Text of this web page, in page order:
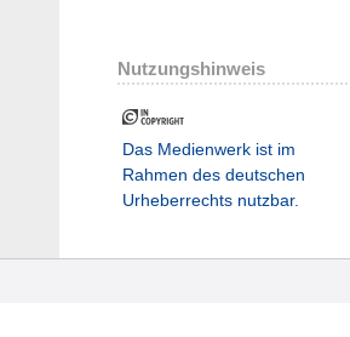
Nutzungshinweis
Das Medienwerk ist im
Rahmen des deutschen
Urheberrechts nutzbar.